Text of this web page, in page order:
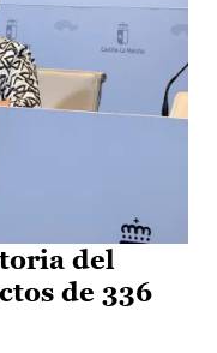
del
de 336